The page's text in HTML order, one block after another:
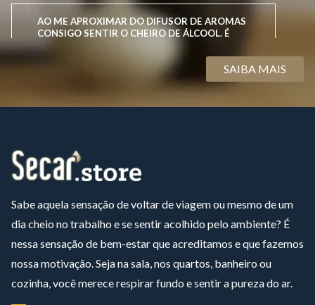
AO ME APROXIMAR DO DIFUSOR DE AROMAS
CONSIGO SENTIR O CHEIRO DE ÁLCOOL. É
NORMAL?
SAIBA MAIS
Sabe aquela sensação de voltar de viagem ou mesmo de um
dia cheio no trabalho e se sentir acolhido pelo ambiente? É
nessa sensação de bem-estar que acreditamos e que fazemos
nossa motivação. Seja na sala, nos quartos, banheiro ou
cozinha, você merece respirar fundo e sentir a pureza do ar.